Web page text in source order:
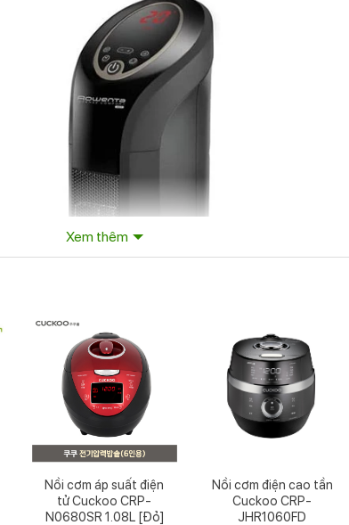
Xem thêm
Nồi cơm áp suất điện
tử Cuckoo CRP-
N0680SR 1.08L [Đỏ]
Nồi cơm điện cao tần
Cuckoo CRP-
JHR1060FD